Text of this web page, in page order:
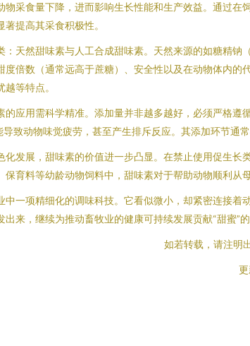
物采食量下降，进而影响生长性能和生产效益。通过
提高其采食积极性。
：天然甜味素与人工合成甜味素。天然来源的如糖精
度倍数（通常远高于蔗糖）、安全性以及在动物体内
等特点。
的应用需科学精准。添加量并非越多越好，必须严格
导致动物味觉疲劳，甚至产生排斥反应。其添加环节通
化发展，甜味素的价值进一步凸显。在禁止使用促生
育料等幼龄动物饲料中，甜味素对于帮助动物顺利从
中一项精细化的调味科技。它看似微小，却紧密连接
来，继续为推动畜牧业的健康可持续发展贡献“甜蜜”的
如若转载，请注明